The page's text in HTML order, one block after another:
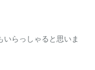
らっしゃると思いま